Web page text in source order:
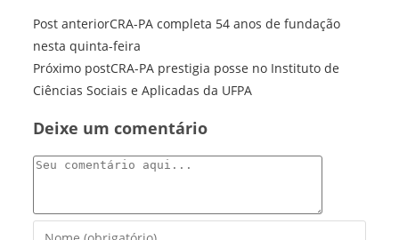
Leia
artigos
Post anteriorCRA-PA completa 54 anos de fundação
nesta quinta-feira
Próximo postCRA-PA prestigia posse no Instituto de
Ciências Sociais e Aplicadas da UFPA
Deixe um comentário
Comentário
Digite